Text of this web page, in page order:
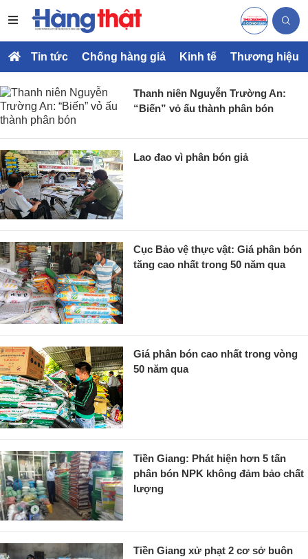
Tin tức Chống hàng giả Kinh tế Thương hiệu
Thanh niên Nguyễn Trường An:
“Biến” vỏ ấu thành phân bón
Lao đao vì phân bón giả
Cục Bảo vệ thực vật: Giá phân bón
tăng cao nhất trong 50 năm qua
Giá phân bón cao nhất trong vòng
50 năm qua
Tiền Giang: Phát hiện hơn 5 tấn
phân bón NPK không đảm bảo chất
lượng
Tiền Giang xử phạt 2 cơ sở buôn